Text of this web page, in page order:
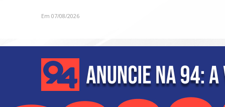
Em 07/08/2026